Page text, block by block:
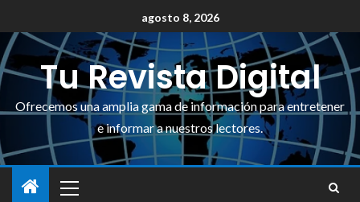
agosto 8, 2026
Tu Revista Digital
Ofrecemos una amplia gama de información para entretener
e informar a nuestros lectores.